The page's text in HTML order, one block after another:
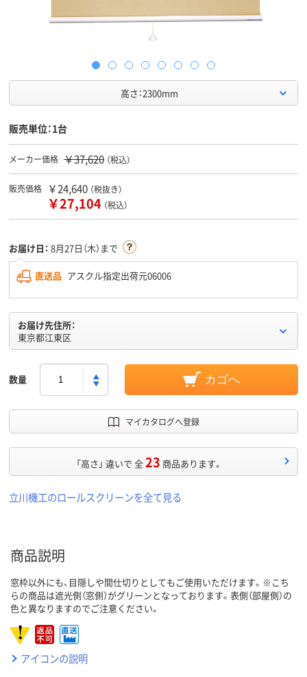
高さ：2300mm
販売単位：1台
メーカー価格 ￥37,620 （税込）
販売価格 ￥24,640 （税抜き）
￥27,104 （税込）
お届け日： 8月27日（木）まで
直送品 アスクル指定出荷元06006
お届け先住所：
東京都江東区
数量 カゴへ
マイカタログへ登録
「高さ」 違いで 全23 商品あります。
立川機工のロールスクリーンを全て見る
商品説明
窓枠以外にも、目隠しや間仕切りとしてもご使用いただけます。※こち
らの商品は遮光側（窓側）がグリーンとなっております。表側（部屋側）の
色と異なりますのでご注意ください。
アイコンの説明